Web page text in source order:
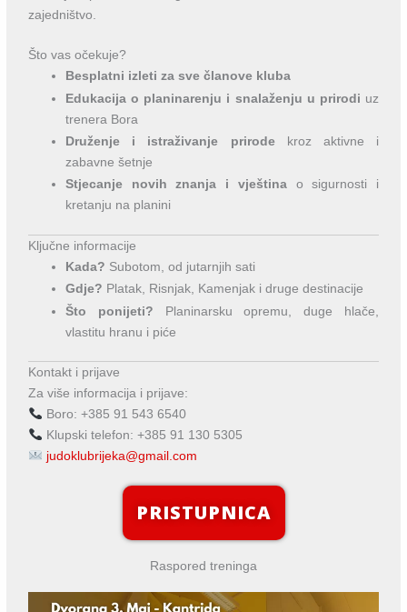
zajedništvo.
Što vas očekuje?
Besplatni izleti za sve članove kluba
Edukacija o planinarenju i snalaženju u prirodi uz
trenera Bora
Druženje i istraživanje prirodekroz aktivne i
zabavne šetnje
Stjecanje novih znanja i vještinao sigurnosti i
kretanju na planini
Ključne informacije
Kada? Subotom, od jutarnjih sati
Gdje? Platak, Risnjak, Kamenjak i druge destinacije
Što ponijeti? Planinarsku opremu, duge hlače,
vlastitu hranu i piće
Kontakt i prijave
Za više informacija i prijave:
Boro: ‪+385 91 543 6540‬
Klupski telefon: ‪+385 91 130 5305‬
judoklubrijeka@gmail.com
PRISTUPNICA
Raspored treninga